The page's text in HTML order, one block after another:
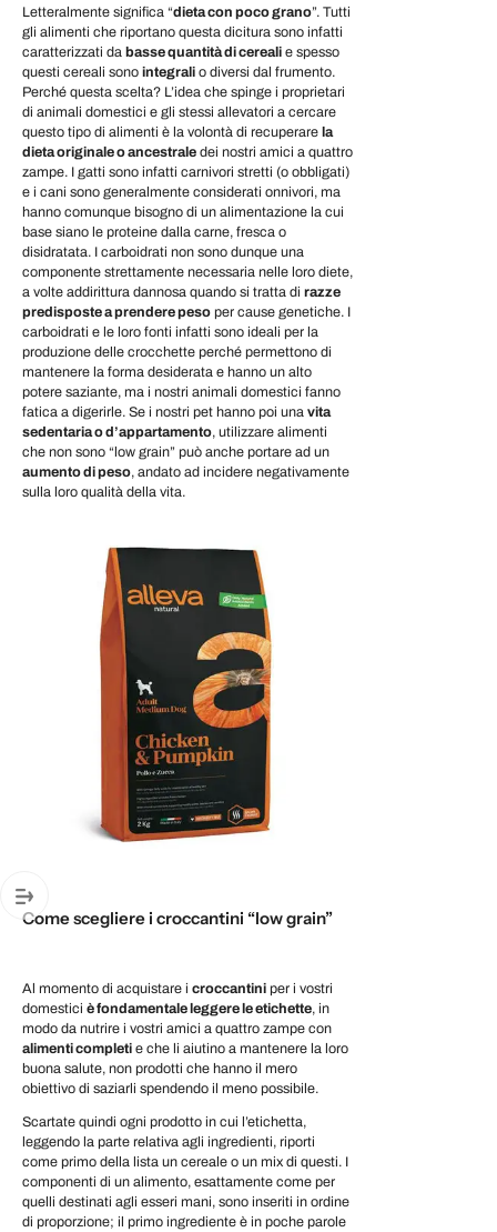
Letteralmente significa “dieta con poco grano”. Tutti
gli alimenti che riportano questa dicitura sono infatti
caratterizzati da basse quantità di cereali e spesso
questi cereali sono integrali o diversi dal frumento.
Perché questa scelta? L’idea che spinge i proprietari
di animali domestici e gli stessi allevatori a cercare
questo tipo di alimenti è la volontà di recuperare la
dieta originale o ancestrale dei nostri amici a quattro
zampe. I gatti sono infatti carnivori stretti (o obbligati)
e i cani sono generalmente considerati onnivori, ma
hanno comunque bisogno di un alimentazione la cui
base siano le proteine dalla carne, fresca o
disidratata. I carboidrati non sono dunque una
componente strettamente necessaria nelle loro diete,
a volte addirittura dannosa quando si tratta di razze
predisposte a prendere peso per cause genetiche. I
carboidrati e le loro fonti infatti sono ideali per la
produzione delle crocchette perché permettono di
mantenere la forma desiderata e hanno un alto
potere saziante, ma i nostri animali domestici fanno
fatica a digerirle. Se i nostri pet hanno poi una vita
sedentaria o d’appartamento, utilizzare alimenti
che non sono “low grain” può anche portare ad un
aumento di peso, andato ad incidere negativamente
sulla loro qualità della vita.
Come scegliere i croccantini “low grain”
Al momento di acquistare i croccantini per i vostri
domestici è fondamentale leggere le etichette, in
modo da nutrire i vostri amici a quattro zampe con
alimenti completi e che li aiutino a mantenere la loro
buona salute, non prodotti che hanno il mero
obiettivo di saziarli spendendo il meno possibile.
Scartate quindi ogni prodotto in cui l’etichetta,
leggendo la parte relativa agli ingredienti, riporti
come primo della lista un cereale o un mix di questi. I
componenti di un alimento, esattamente come per
quelli destinati agli esseri mani, sono inseriti in ordine
di proporzione; il primo ingrediente è in poche parole